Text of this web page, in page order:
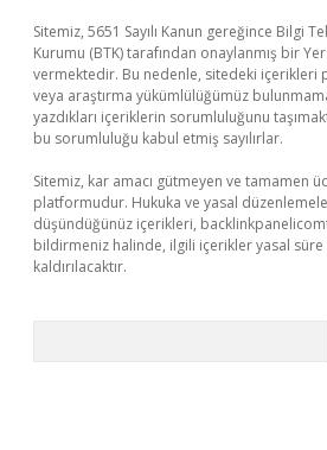
Sitemiz, 5651 Sayılı Kanun gereğince Bilgi
Kurumu (BTK) tarafından onaylanmış bir
vermektedir. Bu nedenle, sitedeki içerikleri
veya araştırma yükümlülüğümüz
yazdıkları içeriklerin sorumluluğunu
bu sorumluluğu kabul etmiş sayılırlar.
Sitemiz, kar amacı gütmeyen ve tamamen
platformudur. Hukuka ve yasal
düşündüğünüz içerikleri,
bildirmeniz halinde, ilgili içerikler yasal
kaldırılacaktır.